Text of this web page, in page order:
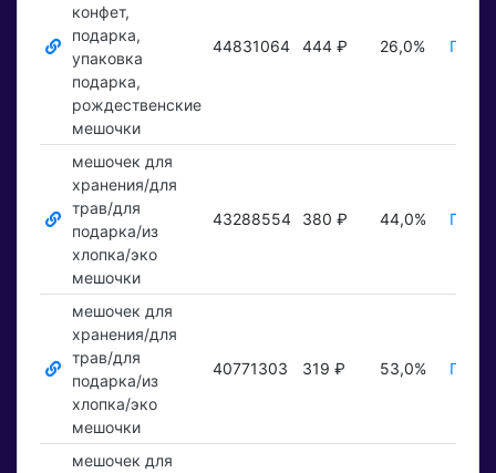
конфет,
подарка,
упаковка
подарка,
рождественские
мешочки
44831064 444 ₽ 26,0%
мешочек для
хранения/для
трав/для
подарка/из
хлопка/эко
мешочки
43288554 380 ₽ 44,0%
мешочек для
хранения/для
трав/для
подарка/из
хлопка/эко
мешочки
40771303 319 ₽ 53,0%
мешочек для